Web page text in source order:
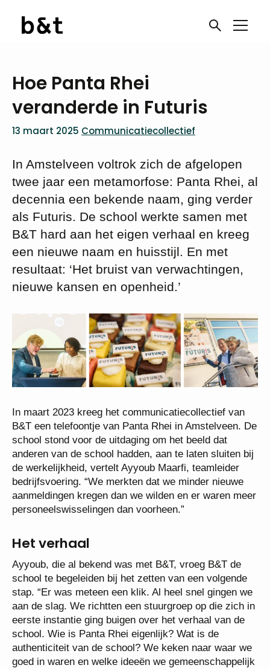
Hoe Panta Rhei
veranderde in Futuris
13 maart 2025 Communicatiecollectief
In Amstelveen voltrok zich de afgelopen
twee jaar een metamorfose: Panta Rhei, al
decennia een bekende naam, ging verder
als Futuris. De school werkte samen met
B&T hard aan het eigen verhaal en kreeg
een nieuwe naam en huisstijl. En met
resultaat: ‘Het bruist van verwachtingen,
nieuwe kansen en openheid.’
In maart 2023 kreeg het communicatiecollectief van
B&T een telefoontje van Panta Rhei in Amstelveen. De
school stond voor de uitdaging om het beeld dat
anderen van de school hadden, aan te laten sluiten bij
de werkelijkheid, vertelt Ayyoub Maarfi, teamleider
bedrijfsvoering. “We merkten dat we minder nieuwe
aanmeldingen kregen dan we wilden en er waren meer
personeelswisselingen dan voorheen.”
Het verhaal
Ayyoub, die al bekend was met B&T, vroeg B&T de
school te begeleiden bij het zetten van een volgende
stap. “Er was meteen een klik. Al heel snel gingen we
aan de slag. We richtten een stuurgroep op die zich in
eerste instantie ging buigen over het verhaal van de
school. Wie is Panta Rhei eigenlijk? Wat is de
authenticiteit van de school? We keken naar waar we
goed in waren en welke ideeën we gemeenschappelijk